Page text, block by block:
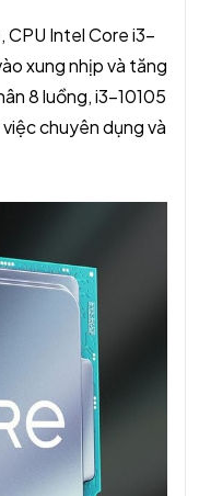
CPU Intel Core i3-
xung nhịp và tăng
8 luồng, i3-10105
chuyên dụng và